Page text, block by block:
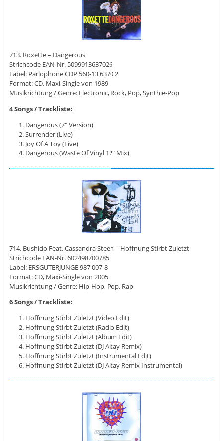
713. Roxette – Dangerous
Strichcode EAN-Nr. 5099913637026
Label: Parlophone ‎CDP 560-13 6370 2
Format: CD, Maxi-Single von 1989
Musikrichtung / Genre: Electronic, Rock, Pop, Synthie-Pop
4 Songs / Trackliste:
Dangerous (7″ Version)
Surrender (Live)
Joy Of A Toy (Live)
Dangerous (Waste Of Vinyl 12″ Mix)
714. Bushido Feat. Cassandra Steen – Hoffnung Stirbt Zuletzt
Strichcode EAN-Nr. 602498700785
Label: ERSGUTERJUNGE ‎987 007-8
Format: CD, Maxi-Single von 2005
Musikrichtung / Genre: Hip-Hop, Pop, Rap
6 Songs / Trackliste:
Hoffnung Stirbt Zuletzt (Video Edit)
Hoffnung Stirbt Zuletzt (Radio Edit)
Hoffnung Stirbt Zuletzt (Album Edit)
Hoffnung Stirbt Zuletzt (DJ Altay Remix)
Hoffnung Stirbt Zuletzt (Instrumental Edit)
Hoffnung Stirbt Zuletzt (DJ Altay Remix Instrumental)